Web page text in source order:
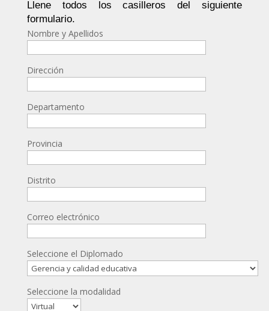
Llene todos los casilleros del siguiente
formulario.
Nombre y Apellidos
Dirección
Departamento
Provincia
Distrito
Correo electrónico
Seleccione el Diplomado
Seleccione la modalidad